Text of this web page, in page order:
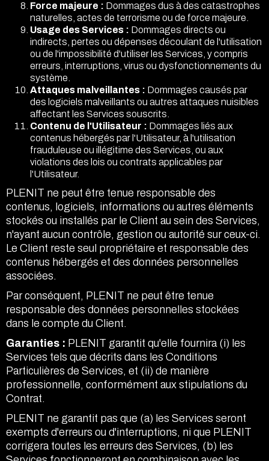
Force majeure : Dommages dus à des catastrophes
naturelles, actes de terrorisme ou de force majeure.
Usage des Services : Dommages directs ou
indirects, pertes ou dépenses découlant de l'utilisation
ou de l'impossibilité d'utiliser les Services, y compris
erreurs, interruptions, virus ou dysfonctionnements du
système.
Attaques malveillantes : Dommages causés par
des logiciels malveillants ou autres attaques nuisibles
affectant les Services souscrits.
Contenu de l'Utilisateur : Dommages liés aux
contenus hébergés par l'Utilisateur, à l'utilisation
frauduleuse ou illégitime des Services, ou aux
violations des lois ou contrats applicables par
l'Utilisateur.
PLENIT ne peut être tenue responsable des
contenus, logiciels, informations ou autres éléments
stockés ou installés par le Client au sein des Services,
n'ayant aucun contrôle, gestion ou autorité sur ceux-ci.
Le Client reste seul propriétaire et responsable des
contenus hébergés et des données personnelles
associées.
Par conséquent, PLENIT ne peut être tenue
responsable des données personnelles stockées
dans le compte du Client.
Garanties : PLENIT garantit qu'elle fournira (i) les
Services tels que décrits dans les Conditions
Particulières de Services, et (ii) de manière
professionnelle, conformément aux stipulations du
Contrat.
PLENIT ne garantit pas que (a) les Services seront
exempts d'erreurs ou d'interruptions, ni que PLENIT
corrigera toutes les erreurs des Services, (b) les